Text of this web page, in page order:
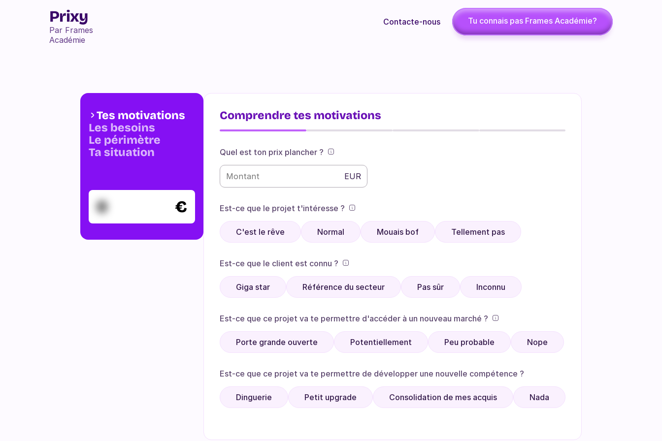
Tes motivations
Les besoins
Le périmètre
Ta situation
0 €
Comprendre tes motivations
Quel est ton prix plancher ?
EUR
Est-ce que le projet t'intéresse ?
C'est le rêve Normal Mouais bof Tellement pas
Est-ce que le client est connu ?
Giga star Référence du secteur Pas sûr Inconnu
Est-ce que ce projet va te permettre d'accéder à un nouveau marché ?
Porte grande ouverte Potentiellement Peu probable Nope
Est-ce que ce projet va te permettre de développer une nouvelle compétence ?
Dinguerie Petit upgrade Consolidation de mes acquis Nada
Prixy
Par Frames
Académie
Contacte-nous Tu connais pas Frames Académie?